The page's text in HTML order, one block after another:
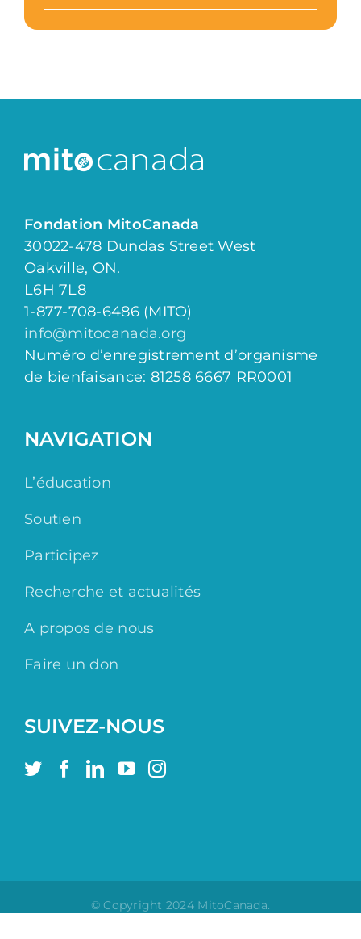
Fondation MitoCanada
30022-478 Dundas Street West
Oakville, ON.
L6H 7L8
1-877-708-6486 (MITO)
info@mitocanada.org
Numéro d’enregistrement d’organisme
de bienfaisance: 81258 6667 RR0001
NAVIGATION
L’éducation
Soutien
Participez
Recherche et actualités
A propos de nous
Faire un don
SUIVEZ-NOUS
© Copyright 2024 MitoCanada.